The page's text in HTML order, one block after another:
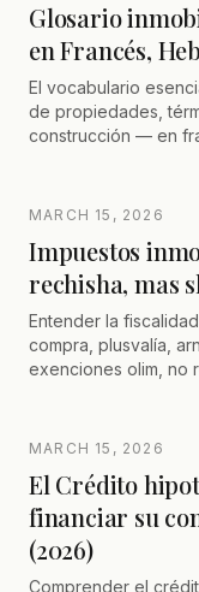
extranjero. Esta
situaciones jurídicas
copropiedad). Los
procedimiento
recuperar los bienes.
Glosario
en Francés,
El vocabulario
de propiedades,
construcción — en
MARCH 15, 2026
Impuestos
rechisha, mas
Entender la
compra, plusvalía,
exenciones olim, no
MARCH 15, 2026
El Crédito
financiar su
(2026)
Comprender el